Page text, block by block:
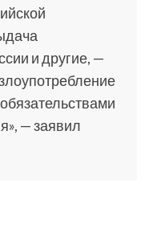
и другие, —
— заявил